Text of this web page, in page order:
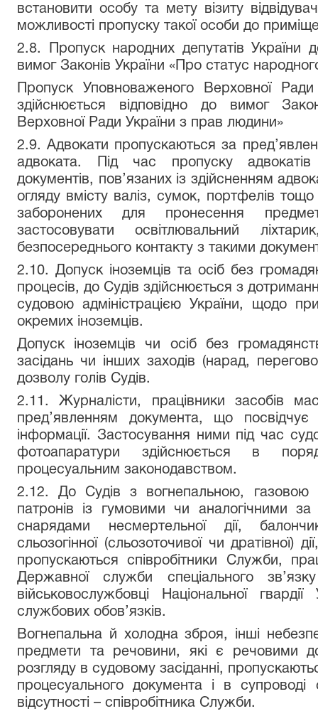
встановити особу та мету візиту
можливості пропуску такої особи до
2.8. Пропуск народних депутатів України
вимог Законів України «Про статус
Пропуск Уповноваженого Верховної
здійснюється відповідно до вимог
Верховної Ради України з прав людини»
2.9. Адвокати пропускаються за
адвоката. Під час пропуску
документів, пов’язаних із здійсненням
огляду вмісту валіз, сумок, портфелів
заборонених для пронесення
застосовувати освітлювальний
безпосереднього контакту з такими
2.10. Допуск іноземців та осіб без
процесів, до Судів здійснюється з
судовою адміністрацією України, щодо
окремих іноземців.
Допуск іноземців чи осіб без
засідань чи інших заходів (нарад,
дозволу голів Судів.
2.11. Журналісти, працівники засобів
пред’явленням документа, що
інформації. Застосування ними під час
фотоапаратури здійснюється в
процесуальним законодавством.
2.12. До Судів з вогнепальною, газовою
патронів із гумовими чи аналогічними
снарядами несмертельної дії,
сльозогінної (сльозоточивої чи дратівної)
пропускаються співробітники Служби,
Державної служби спеціального
військовослужбовці Національної
службових обов’язків.
Вогнепальна й холодна зброя, інші
предмети та речовини, які є речовими
розгляду в судовому засіданні,
процесуального документа і в
відсутності – співробітника Служби.